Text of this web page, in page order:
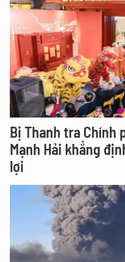
Bị Thanh tra Chính
Mạnh Hải khẳng
lợi